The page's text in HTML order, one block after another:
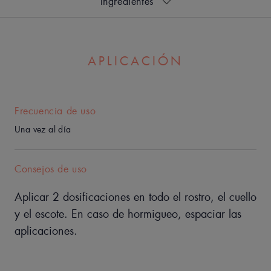
APLICACIÓN
Frecuencia de uso
Una vez al día
Consejos de uso
Aplicar 2 dosificaciones en todo el rostro, el cuello
y el escote. En caso de hormigueo, espaciar las
aplicaciones.